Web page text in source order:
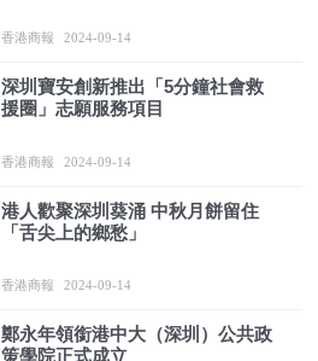
香港商報 2024-09-14
深圳寶安創新推出「5分鐘社會救
援圈」志願服務項目
香港商報 2024-09-14
港人歡聚深圳葵涌 中秋月餅留住
「舌尖上的鄉愁」
香港商報 2024-09-14
鄭永年領銜港中大（深圳）公共政
策學院正式成立